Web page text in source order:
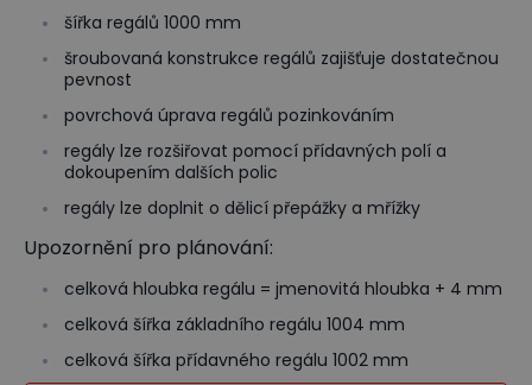
šířka regálů 1000 mm
šroubovaná konstrukce regálů zajišťuje dostatečnou
pevnost
povrchová úprava regálů pozinkováním
regály lze rozšiřovat pomocí přídavných polí a
dokoupením dalších polic
regály lze doplnit o dělicí přepážky a mřížky
Upozornění pro plánování:
celková hloubka regálu = jmenovitá hloubka + 4 mm
celková šířka základního regálu 1004 mm
celková šířka přídavného regálu 1002 mm